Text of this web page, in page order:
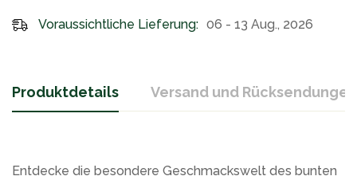
Voraussichtliche Lieferung: 06 - 13 Aug., 2026
Produktdetails Versand und Rücksendungen
Entdecke die besondere Geschmackswelt des bunten